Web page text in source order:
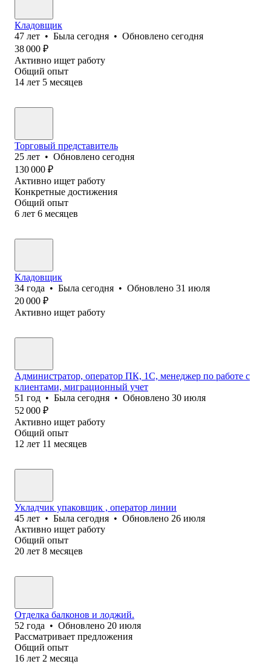
Кладовщик
47 лет • Была сегодня • Обновлено сегодня
38 000 ₽
Активно ищет работу
Общий опыт
14 лет 5 месяцев
Торговый представитель
25 лет • Обновлено сегодня
130 000 ₽
Активно ищет работу
Конкретные достижения
Общий опыт
6 лет 6 месяцев
Кладовщик
34 года • Была сегодня • Обновлено 31 июля
20 000 ₽
Активно ищет работу
Администратор, оператор ПК, 1С, менеджер по работе с
клиентами, миграционный учет
51 год • Была сегодня • Обновлено 30 июля
52 000 ₽
Активно ищет работу
Общий опыт
12 лет 11 месяцев
Укладчик упаковщик , оператор линии
45 лет • Была сегодня • Обновлено 26 июля
Активно ищет работу
Общий опыт
20 лет 8 месяцев
Отделка балконов и лоджий.
52 года • Обновлено 20 июля
Рассматривает предложения
Общий опыт
16 лет 2 месяца